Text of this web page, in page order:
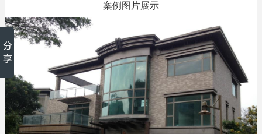
案例图片展示